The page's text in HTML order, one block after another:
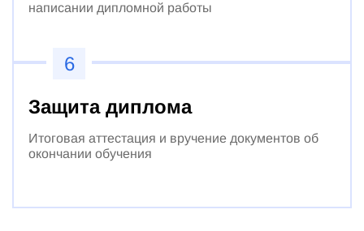
написании дипломной работы
6
Защита диплома
Итоговая аттестация и вручение документов об
окончании обучения